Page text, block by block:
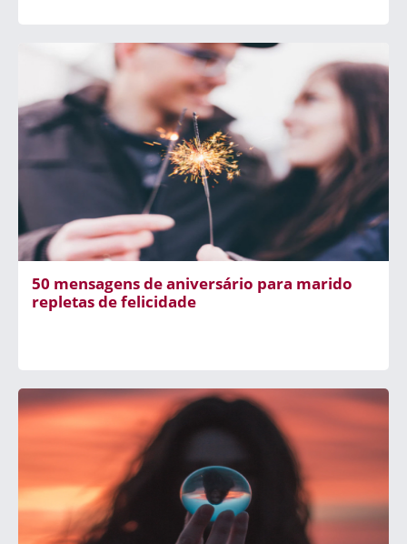
50 mensagens de aniversário para marido
repletas de felicidade